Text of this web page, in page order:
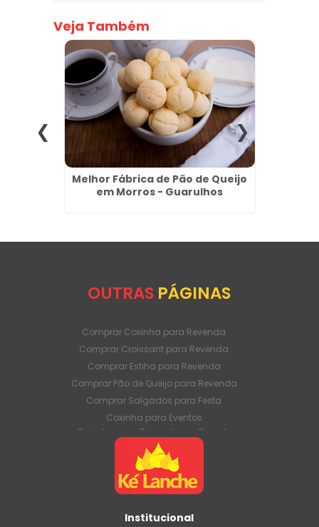
Veja Também
Melhor Fábrica de Pão de Queijo
em Morros - Guarulhos
OUTRAS PÁGINAS
Comprar Coxinha para Revenda
Comprar Croissant para Revenda
Comprar Esfiha para Revenda
Comprar Pão de Queijo para Revenda
Comprar Salgados para Festa
Coxinha para Eventos
Coxinha para Revenda em Grande
Quantidade
Coxinha para Venda Direto da Fábrica
Coxinha para Venda em Atacado
Croissant para Revenda em Grande
Croissant para Venda Direto da Fábrica
Institucional